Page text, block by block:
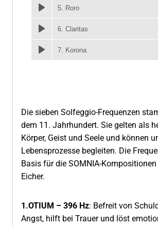
5. Roro
6. Claritas
7. Korona
Die sieben Solfeggio-Frequenzen
dem 11. Jahrhundert. Sie gelten als
Körper, Geist und Seele und können
Lebensprozesse begleiten. Die
Basis für die SOMNIA-
Eicher.
1.OTIUM – 396 Hz: Befreit von
Angst, hilft bei Trauer und löst